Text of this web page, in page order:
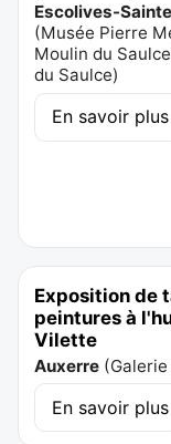
Escolives-
(Musée Pierre
Moulin du
du Saulce)
En savoir plus
Exposition de
peintures à
Vilette
Auxerre (
En savoir plus